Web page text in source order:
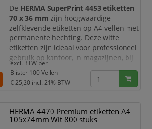
De HERMA SuperPrint 4453 etiketten
70 x 36 mm zijn hoogwaardige
zelfklevende etiketten op A4-vellen met
permanente hechting. Deze witte
etiketten zijn ideaal voor professioneel
gebruik op kantoor, in magazijnen, bij
verzending, archivering,
productlabeling en administratieve
toepassingen. Met
2400 etiketten
over een praktische voorraad voor
dagelijks en efficiënt labelgebruik.
excl. BTW per
Blister 100 Vellen
€ 25,20 incl. 21% BTW
HERMA 4470 Premium etiketten A4
105x74mm Wit 800 stuks